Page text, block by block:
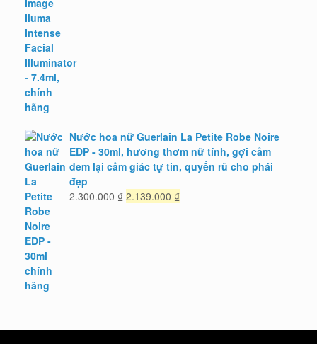
Nước hoa nữ Guerlain La Petite Robe Noire
EDP - 30ml, hương thơm nữ tính, gợi cảm
đem lại cảm giác tự tin, quyến rũ cho phái
đẹp
2.300.000₫ Giá
2.139.000 ₫Giá